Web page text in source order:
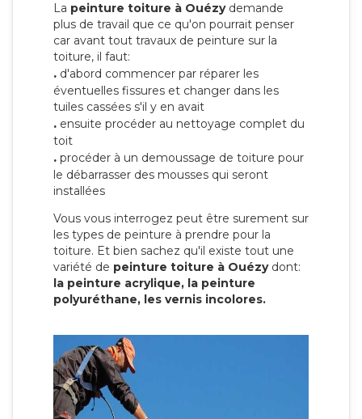
La peinture toiture à Ouézydemande
plus de travail que ce qu'on pourrait penser
car avant tout travaux de peinture sur la
toiture, il faut:
. d'abord commencer par réparer les
éventuelles fissures et changer dans les
tuiles cassées s'il y en avait
. ensuite procéder au nettoyage complet du
toit
. procéder à un demoussage de toiture pour
le débarrasser des mousses qui seront
installées
Vous vous interrogez peut être surement sur
les types de peinture à prendre pour la
toiture. Et bien sachez qu'il existe tout une
variété de peinture toiture à Ouézy dont:
la peinture acrylique, la peinture
polyuréthane, les vernis incolores.